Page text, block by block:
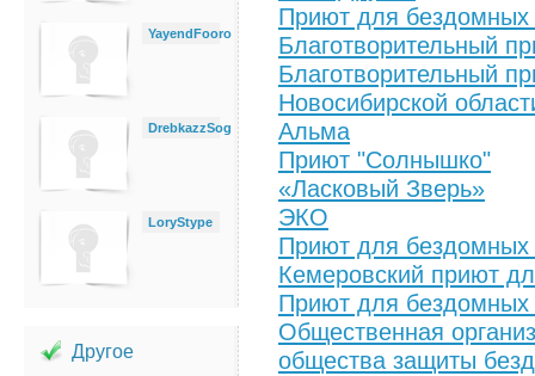
YayendFooro
DrebkazzSog
LoryStype
Другое
Приют для бездомных
Благотворительный
Благотворительный
Новосибирской
Альма
Приют "Солнышко"
«Ласковый Зверь»
ЭКО
Приют для
Кемеровский приют
Приют для бездомных
Общественная
общества защиты